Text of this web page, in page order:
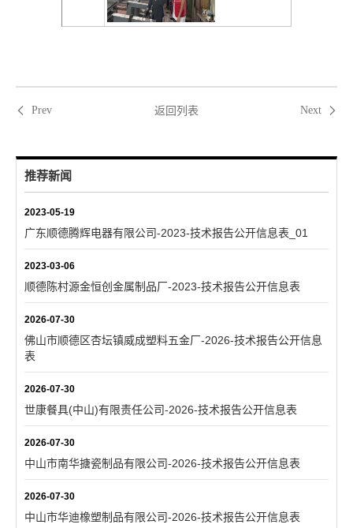
Prev 返回列表 Next
推荐新闻
2023-05-19
广东顺德腾辉电器有限公司-2023-技术报告公开信息表_01
2023-03-06
顺德陈村源金恒创金属制品厂-2023-技术报告公开信息表
2026-07-30
佛山市顺德区杏坛镇威成塑料五金厂-2026-技术报告公开信息
表
2026-07-30
世康餐具(中山)有限责任公司-2026-技术报告公开信息表
2026-07-30
中山市南华搪瓷制品有限公司-2026-技术报告公开信息表
2026-07-30
中山市华迪橡塑制品有限公司-2026-技术报告公开信息表